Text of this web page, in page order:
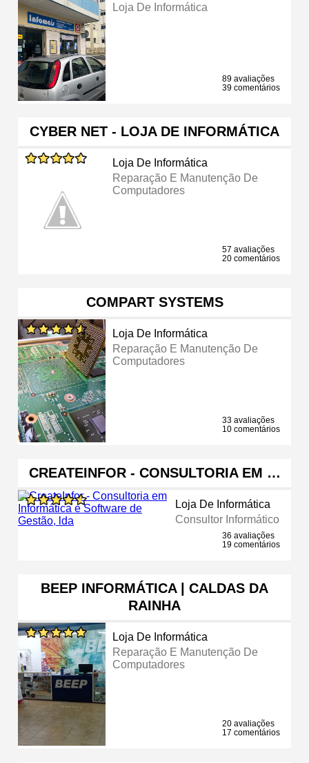
Loja De Informática
89 avaliações
39 comentários
CYBER NET - LOJA DE INFORMÁTICA
Loja De Informática
Reparação E Manutenção De
Computadores
57 avaliações
20 comentários
COMPART SYSTEMS
Loja De Informática
Reparação E Manutenção De
Computadores
33 avaliações
10 comentários
CREATEINFOR - CONSULTORIA EM …
Loja De Informática
Consultor Informático
36 avaliações
19 comentários
BEEP INFORMÁTICA | CALDAS DA
RAINHA
Loja De Informática
Reparação E Manutenção De
Computadores
20 avaliações
17 comentários